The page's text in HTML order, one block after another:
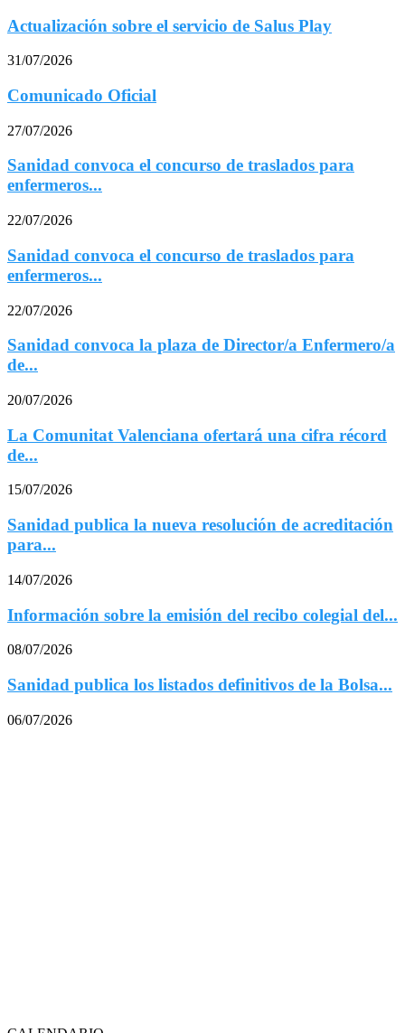
Actualización sobre el servicio de Salus Play
31/07/2026
Comunicado Oficial
27/07/2026
Sanidad convoca el concurso de traslados para
enfermeros...
22/07/2026
Sanidad convoca el concurso de traslados para
enfermeros...
22/07/2026
Sanidad convoca la plaza de Director/a Enfermero/a
de...
20/07/2026
La Comunitat Valenciana ofertará una cifra récord
de...
15/07/2026
Sanidad publica la nueva resolución de acreditación
para...
14/07/2026
Información sobre la emisión del recibo colegial del...
08/07/2026
Sanidad publica los listados definitivos de la Bolsa...
06/07/2026